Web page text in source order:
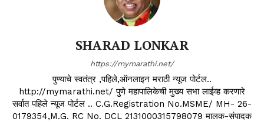
SHARAD LONKAR
https://mymarathi.net/
पुण्याचे स्वतंत्र ,पहिले,ऑनलाइन मराठी न्यूज पोर्टल..
http://mymarathi.net/ पुणे महापालिकेची मुख्य सभा लाईव्ह करणारे
सर्वात पहिले न्यूज पोर्टल .. C.G.Registration No.MSME/ MH- 26-
0179354,M.G. RC No. DCL 2131000315798079 मालक-संपादक